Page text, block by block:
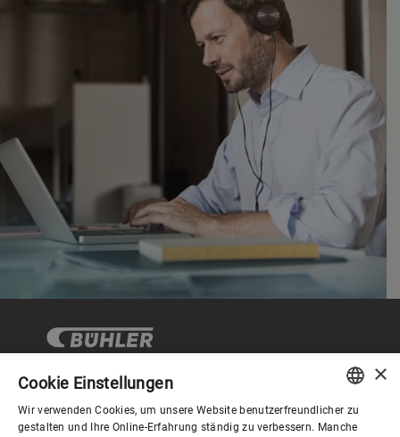
Corporate Governance ENGLISH
×
Cookie Einstellungen
Wir verwenden Cookies, um unsere Website benutzerfreundlicher zu
gestalten und Ihre Online-Erfahrung ständig zu verbessern. Manche